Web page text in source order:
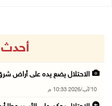
أحدث
الاحتلال يضع يده على أراض
10/آب/2026 10:33 م